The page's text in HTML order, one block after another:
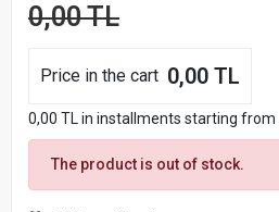
0,00 TL
Price in the cart 0,00 TL
0,00 TL in installments starting from ..
The product is out of stock.